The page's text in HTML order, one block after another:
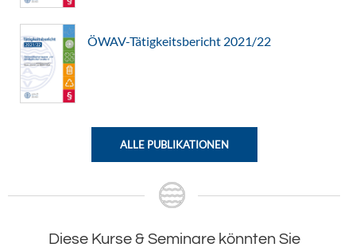
ÖWAV-Tätigkeitsbericht 2021/22
ALLE PUBLIKATIONEN
Diese Kurse & Seminare könnten Sie